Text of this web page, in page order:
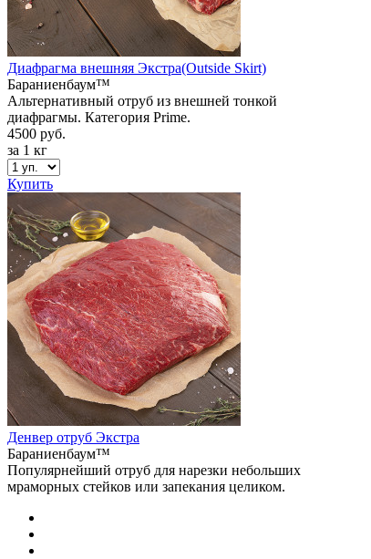
Диафрагма внешняя Экстра(Outside Skirt)
Бараниенбаум™
Альтернативный отруб из внешней тонкой
диафрагмы. Категория Prime.
4500 руб.
за 1 кг
Купить
Денвер отруб Экстра
Бараниенбаум™
Популярнейший отруб для нарезки небольших
мраморных стейков или запекания целиком.